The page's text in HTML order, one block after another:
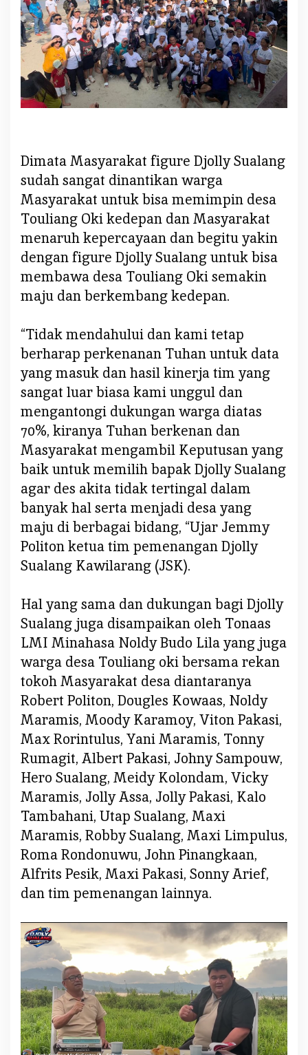
Dimata Masyarakat figure Djolly Sualang
sudah sangat dinantikan warga
Masyarakat untuk bisa memimpin desa
Touliang Oki kedepan dan Masyarakat
menaruh kepercayaan dan begitu yakin
dengan figure Djolly Sualang untuk bisa
membawa desa Touliang Oki semakin
maju dan berkembang kedepan.
“Tidak mendahului dan kami tetap
berharap perkenanan Tuhan untuk data
yang masuk dan hasil kinerja tim yang
sangat luar biasa kami unggul dan
mengantongi dukungan warga diatas
70%, kiranya Tuhan berkenan dan
Masyarakat mengambil Keputusan yang
baik untuk memilih bapak Djolly Sualang
agar des akita tidak tertingal dalam
banyak hal serta menjadi desa yang
maju di berbagai bidang, “Ujar Jemmy
Politon ketua tim pemenangan Djolly
Sualang Kawilarang (JSK).
Hal yang sama dan dukungan bagi Djolly
Sualang juga disampaikan oleh Tonaas
LMI Minahasa Noldy Budo Lila yang juga
warga desa Touliang oki bersama rekan
tokoh Masyarakat desa diantaranya
Robert Politon, Dougles Kowaas, Noldy
Maramis, Moody Karamoy, Viton Pakasi,
Max Rorintulus, Yani Maramis, Tonny
Rumagit, Albert Pakasi, Johny Sampouw,
Hero Sualang, Meidy Kolondam, Vicky
Maramis, Jolly Assa, Jolly Pakasi, Kalo
Tambahani, Utap Sualang, Maxi
Maramis, Robby Sualang, Maxi Limpulus,
Roma Rondonuwu, John Pinangkaan,
Alfrits Pesik, Maxi Pakasi, Sonny Arief,
dan tim pemenangan lainnya.